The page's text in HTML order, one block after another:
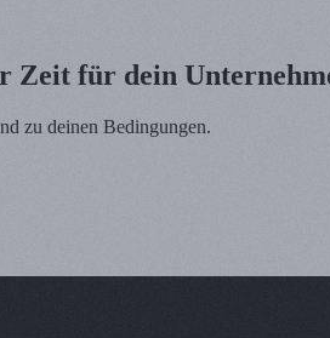
Zeit für dein
zu deinen Bedingungen.